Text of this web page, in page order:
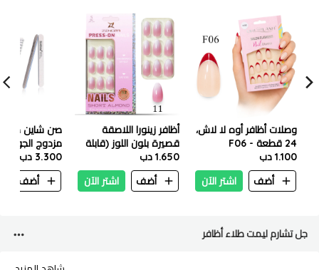
وصلات أظافر أوه لا لاش،
24 قطعة - F06
1.100 دب
أضف
اشتر الآن
أظافر زينورا اللاصقة
قصيرة بلون اللوز (قابلة
قطعة - 11
1.650 دب
أضف
اشتر الآن
صن شاين مبرد
مزدوج
من 25
(120/180)
3.300 دب
أضف
جل تشارم ليمت طلاء أظافر